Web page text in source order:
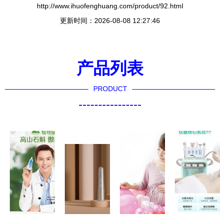
http://www.ihuofenghuang.com/product/92.html
更新时间：2026-08-08 12:27:46
产品列表
PRODUCT
----------------